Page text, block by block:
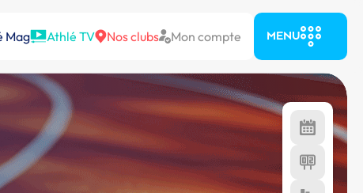
Mag Athlé TV Nos clubs Mon compte MENU